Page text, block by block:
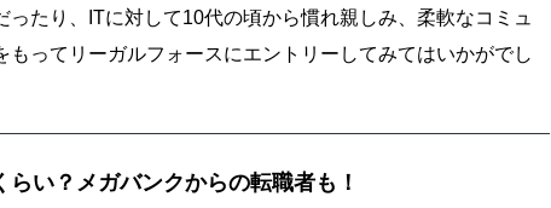
たり、ITに対して10代の頃から慣れ親しみ、柔軟なコミュ
ってリーガルフォースにエントリーしてみてはいかがでし
い？メガバンクからの転職者も！